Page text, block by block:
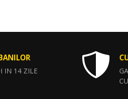
IN 14 ZILE